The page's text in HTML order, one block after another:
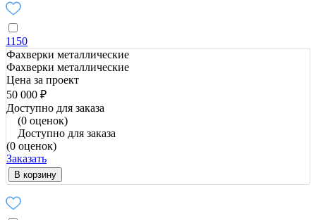
1150
Фахверки металлические
Фахверки металлические
Цена за проект
50 000 ₽
Доступно для заказа
(0 оценок)
Доступно для заказа
(0 оценок)
Заказать
В корзину